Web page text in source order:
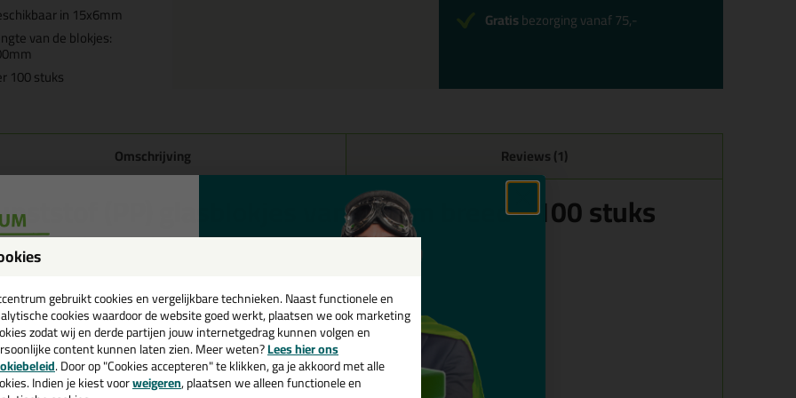
in 15x6mm
van de blokjes:
100 stuks
Gratisbezorging vanaf 75,-
Omschrijving Reviews (1)
(PP) glasblokjes van 15mm breed - 100 stuks
glasblokjes voor beglazingen volgens de laatste richtlijnen.
Deze glasblokjes worden per 100 geleverd
Deze glasblokjes hebben een lengte van 100mm
Deze glasblokjes hebben een breedte van 15mm
De dikte van de glasblokjes zijn te kiezen
Beschikbaar in diktes van 1 t/m 6mm
Deze glasblokjes zijn van kunststof (polypropyleen)
gebruikt cookies en vergelijkbare technieken. Naast functionele en
cookies waardoor de website goed werkt, plaatsen we ook marketing
zodat wij en derde partijen jouw internetgedrag kunnen volgen en
content kunnen laten zien. Meer weten?Lees hier ons
. Door op "Cookies accepteren" te klikken, ga je akkoord met alle
Indien je kiest voorweigeren, plaatsen we alleen functionele en
💚
en ontvang een
€35,-bij je eerste bestelling!